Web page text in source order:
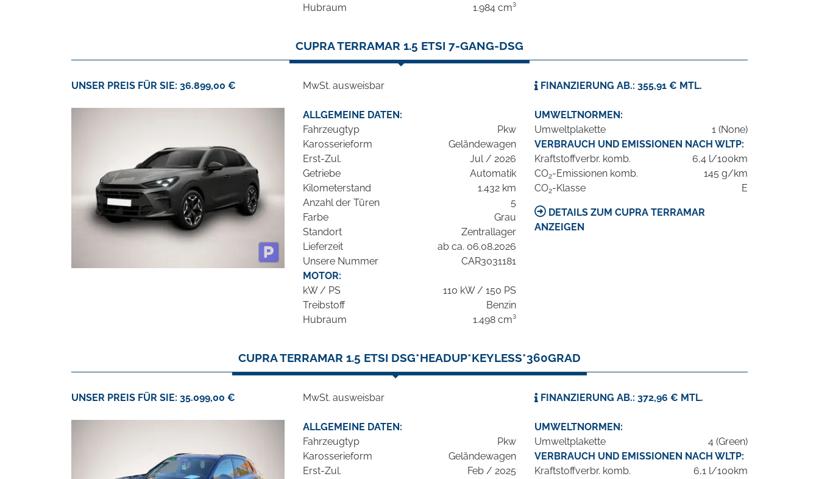
Hubraum
1.984 cm³
CUPRA TERRAMAR 1.5 ETSI 7-GANG-DSG
UNSER PREIS FÜR SIE: 36.899,00 € MwSt. ausweisbar FINANZIERUNG AB.: 355,91 € MTL.
ALLGEMEINE DATEN:
Fahrzeugtyp
Pkw
Karosserieform
Geländewagen
Erst-Zul.
Jul / 2026
Getriebe
Automatik
Kilometerstand
1.432 km
Anzahl der Türen
5
Farbe
Grau
Standort
Zentrallager
Lieferzeit
ab ca. 06.08.2026
Unsere Nummer
CAR3031181
MOTOR:
kW / PS
110 kW / 150 PS
Treibstoff
Benzin
Hubraum
1.498 cm³
UMWELTNORMEN:
Umweltplakette
1 (None)
VERBRAUCH UND EMISSIONEN NACH WLTP:
Kraftstoffverbr. komb.
6,4 l/100km
CO2-Emissionen komb.
145 g/km
CO2-Klasse E
DETAILS ZUM CUPRA TERRAMAR
ANZEIGEN
CUPRA TERRAMAR 1.5 ETSI DSG*HEADUP*KEYLESS*360GRAD
UNSER PREIS FÜR SIE: 35.099,00 € MwSt. ausweisbar FINANZIERUNG AB.: 372,96 € MTL.
ALLGEMEINE DATEN:
Fahrzeugtyp
Pkw
Karosserieform
Geländewagen
Erst-Zul.
Feb / 2025
UMWELTNORMEN:
Umweltplakette
4 (Green)
VERBRAUCH UND EMISSIONEN NACH WLTP:
Kraftstoffverbr. komb.
6,1 l/100km